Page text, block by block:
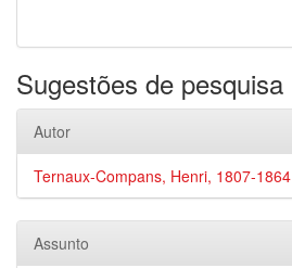
Sugestões de pesquisa
Autor
Ternaux-Compans, Henri, 1807-1864
Assunto